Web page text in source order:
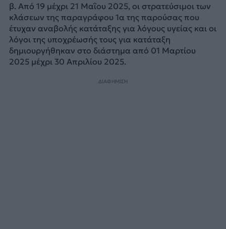
β. Από 19 μέχρι 21 Μαΐου 2025, οι στρατεύσιμοι των
κλάσεων της παραγράφου 1α της παρούσας που
έτυχαν αναβολής κατάταξης για λόγους υγείας και οι
λόγοι της υποχρέωσής τους για κατάταξη
δημιουργήθηκαν στο διάστημα από 01 Μαρτίου
2025 μέχρι 30 Απριλίου 2025.
ΔΙΑΦΗΜΙΣΗ